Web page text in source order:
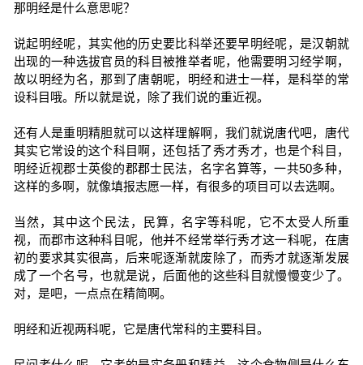
那明经是什么意思呢？
说起明经呢，其实他的历史要比科举还要早明经呢，是汉朝就
出现的一种选拔官员的科目被推举者呢，他需要明习经学啊，
故以明经为名，那到了唐朝呢，明经和进士一样，是科举的常
设科目哦。所以就是说，除了我们说的重近视。
还有人是重明精胆就可以这样理解啊，我们就说唐代吧，唐代
其实它常设的这个科目啊，还包括了秀才秀才，也是个科目，
明经近视郡士英俊的郡郡士民法，名字名算等，一共50多种，
这样的多啊，就像填报志愿一样，有很多的项目可以去选啊。
当然，其中这个民法，民算，名字等科呢，它不太受人所重
视，而郡市这种科目呢，他并不经常举行秀才这一科呢，在唐
初的要求其实很高，后来呢逐渐就废除了，而秀才就逐渐发展
成了一个名号，也就是说，后面他的这些科目就慢慢变少了。
对，是吧，一点点在精简啊。
明经和近视两科呢，它是唐代常科的主要科目。